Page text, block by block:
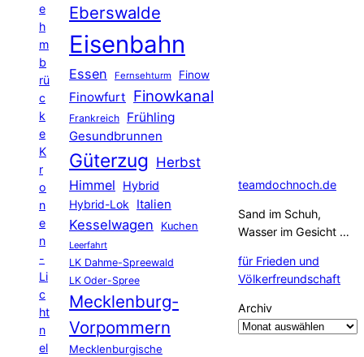
e
h
m
b
rü
c
k
e
K
r
o
n
e
n
-
Li
c
ht
n
el
Eberswalde
Eisenbahn
Essen Fernsehturm Finow
Finowfurt Finowkanal
Frankreich Frühling
Gesundbrunnen
Güterzug Herbst
Himmel
Hybrid
Hybrid-Lok Italien
Kesselwagen Kuchen
Leerfahrt
LK Dahme-Spreewald
LK Oder-Spree
Mecklenburg-
Vorpommern
Mecklenburgische
teamdochnoch.de
Sand im Schuh,
Wasser im Gesicht …
für Frieden und
Völkerfreundschaft
Archiv